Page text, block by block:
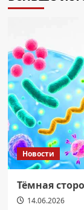
Новости
Тёмная
14.06.2026